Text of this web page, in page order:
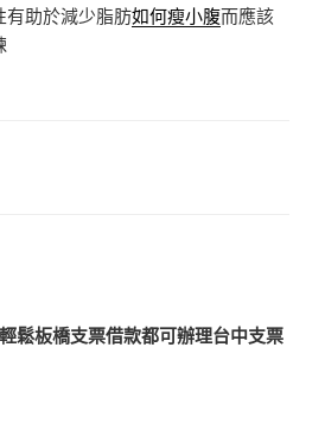
有助於減少脂肪如何瘦小腹而應該
鬆板橋支票借款都可辦理台中支票